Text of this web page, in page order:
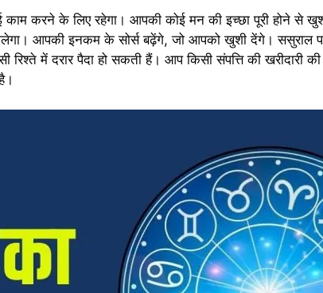
करने के लिए रहेगा। आपकी कोई मन की इच्छा पूरी होने से
आपकी इनकम के सोर्स बढ़ेंगे, जो आपको खुशी देंगे। ससुराल
में दरार पैदा हो सकती हैं। आप किसी संपत्ति की खरीदारी